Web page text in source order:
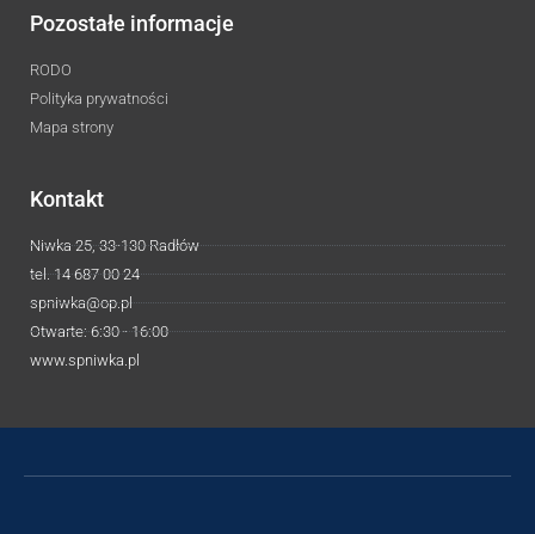
Pozostałe informacje
RODO
Polityka prywatności
Mapa strony
Kontakt
Niwka 25, 33-130 Radłów
tel. 14 687 00 24
spniwka@op.pl
Otwarte: 6:30 - 16:00
www.spniwka.pl